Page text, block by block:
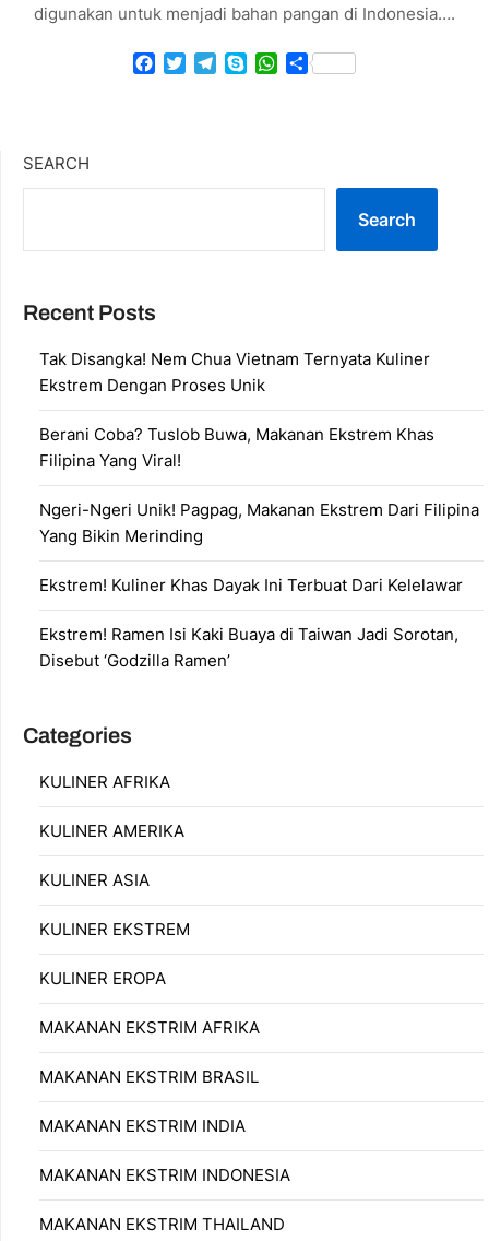
digunakan untuk menjadi bahan pangan di Indonesia….
Facebook
TwitterTelegram
SkypeWhatsApp
Share
SEARCH
Search
Recent Posts
Tak Disangka! Nem Chua Vietnam Ternyata Kuliner
Ekstrem Dengan Proses Unik
Berani Coba? Tuslob Buwa, Makanan Ekstrem Khas
Filipina Yang Viral!
Ngeri-Ngeri Unik! Pagpag, Makanan Ekstrem Dari Filipina
Yang Bikin Merinding
Ekstrem! Kuliner Khas Dayak Ini Terbuat Dari Kelelawar
Ekstrem! Ramen Isi Kaki Buaya di Taiwan Jadi Sorotan,
Disebut ‘Godzilla Ramen’
Categories
KULINER AFRIKA
KULINER AMERIKA
KULINER ASIA
KULINER EKSTREM
KULINER EROPA
MAKANAN EKSTRIM AFRIKA
MAKANAN EKSTRIM BRASIL
MAKANAN EKSTRIM INDIA
MAKANAN EKSTRIM INDONESIA
MAKANAN EKSTRIM THAILAND